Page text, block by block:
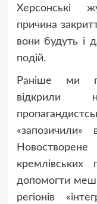
Херсонські
причина
вони будуть і
подій.
Раніше ми
відкрили
«запозичили»
кремлівських
допомогти
регіонів